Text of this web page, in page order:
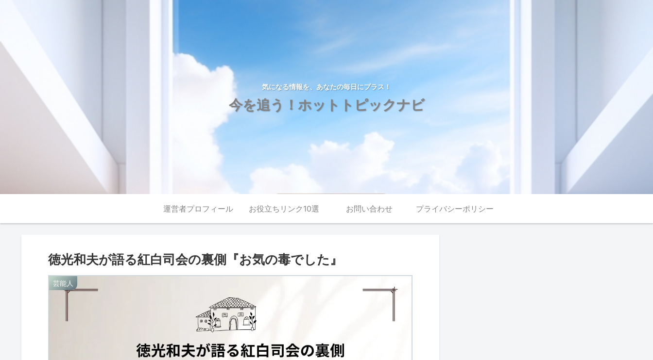
気になる情報を、あなたの毎日にプラス！
今を追う！ホットトピックナビ
運営者プロフィール お役立ちリンク10選 お問い合わせ プライバシーポリシー
徳光和夫が語る紅白司会の裏側『お気の毒でした』
芸能人